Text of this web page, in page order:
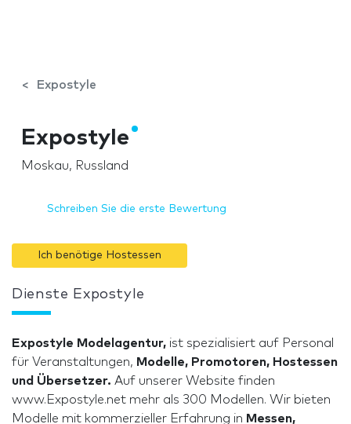
Expostyle
Expostyle
Moskau, Russland
Schreiben Sie die erste Bewertung
Ich benötige Hostessen
Dienste Expostyle
Expostyle Modelagentur, ist spezialisiert auf Personal
für Veranstaltungen, Modelle, Promotoren, Hostessen
und Übersetzer. Auf unserer Website finden
www.Expostyle.net mehr als 300 Modellen. Wir bieten
Modelle mit kommerzieller Erfahrung in Messen,